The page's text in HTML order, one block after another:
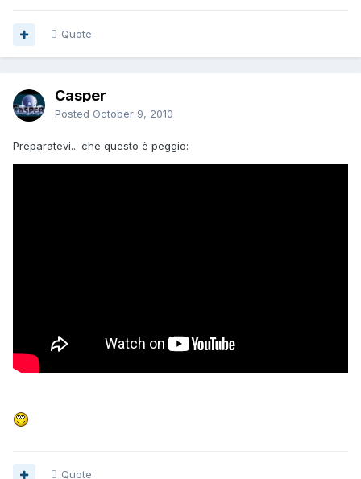
Quote
Casper
Posted October 9, 2010
Preparatevi... che questo è peggio:
Quote